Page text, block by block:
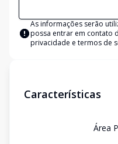
As informações serão
possa entrar em contato
privacidade e termos de
Características
Área